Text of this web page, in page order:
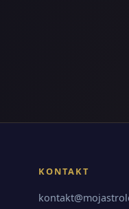
KONTAKT